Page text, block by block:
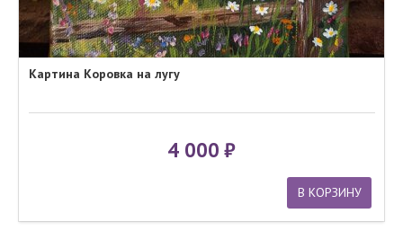
Картина Коровка на лугу
4 000
В КОРЗИНУ